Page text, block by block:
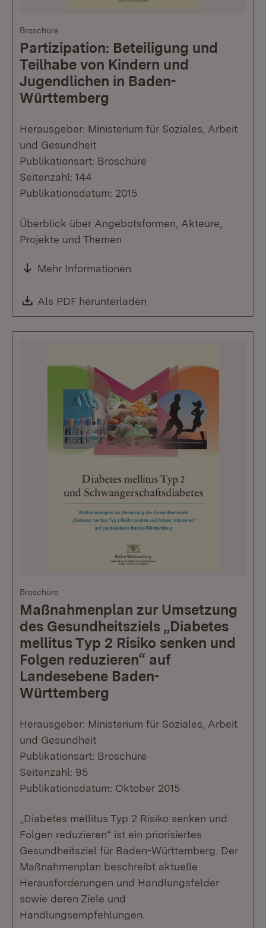
Broschüre
Partizipation: Beteiligung und
Teilhabe von Kindern und
Jugendlichen in Baden-
Württemberg
Herausgeber: Ministerium für Soziales, Arbeit
und Gesundheit
Publikationsart: Broschüre
Seitenzahl: 144
Publikationsdatum: 2015
Überblick über Angebotsformen, Akteure,
Projekte und Themen
Mehr Informationen
Download:
Als PDF herunterladen
Broschüre
Maßnahmenplan zur Umsetzung
des Gesundheitsziels „Diabetes
mellitus Typ 2 Risiko senken und
Folgen reduzieren“ auf
Landesebene Baden-
Württemberg
Herausgeber: Ministerium für Soziales, Arbeit
und Gesundheit
Publikationsart: Broschüre
Seitenzahl: 95
Publikationsdatum: Oktober 2015
„Diabetes mellitus Typ 2 Risiko senken und
Folgen reduzieren“ ist ein priorisiertes
Gesundheitsziel für Baden-Württemberg. Der
Maßnahmenplan beschreibt aktuelle
Herausforderungen und Handlungsfelder
sowie deren Ziele und
Handlungsempfehlungen.